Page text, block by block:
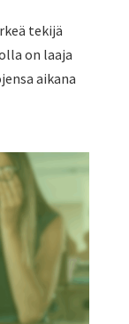
tekijä
on laaja
aikana